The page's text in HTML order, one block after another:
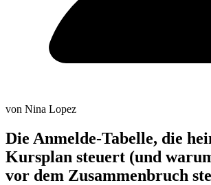
von Nina Lopez
Die Anmelde-Tabelle, die
Kursplan steuert (und
vor dem Zusammenbruch